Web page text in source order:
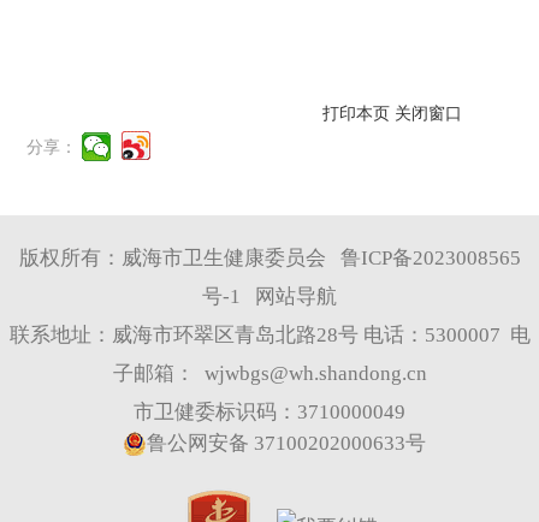
打印本页 关闭窗口
分享：
版权所有：威海市卫生健康委员会
鲁ICP备2023008565
号-1
网站导航
联系地址：威海市环翠区青岛北路28号 电话：5300007 电
子邮箱：
wjwbgs@wh.shandong.cn
市卫健委标识码：3710000049
鲁公网安备 37100202000633号